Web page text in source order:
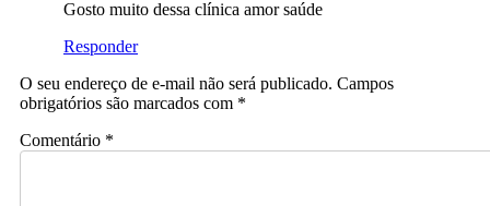
Gosto muito dessa clínica amor saúde
Responder
O seu endereço de e-mail não será publicado. Campos
obrigatórios são marcados com *
Comentário *